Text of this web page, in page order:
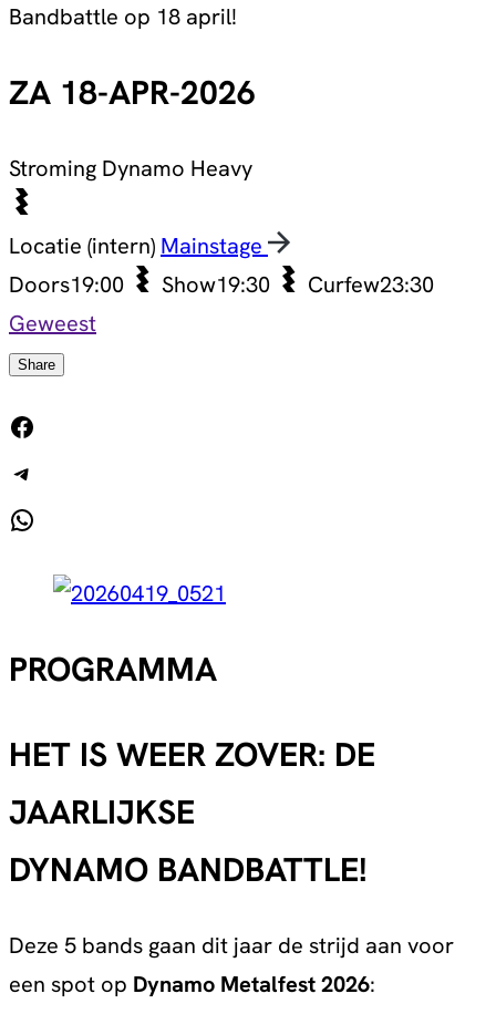
Bandbattle op 18 april!
ZA 18-APR-2026
Stroming Dynamo Heavy
Locatie (intern) Mainstage
Doors19:00 Show19:30 Curfew23:30
Geweest
Share
PROGRAMMA
HET IS WEER ZOVER: DE
JAARLIJKSE
DYNAMO BANDBATTLE!
Deze 5 bands gaan dit jaar de strijd aan voor
een spot op Dynamo Metalfest 2026: